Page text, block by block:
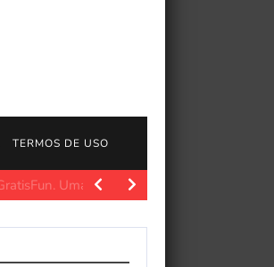
TERMOS DE USO
JogosGratisFun. O Asus ROG Zephyrus